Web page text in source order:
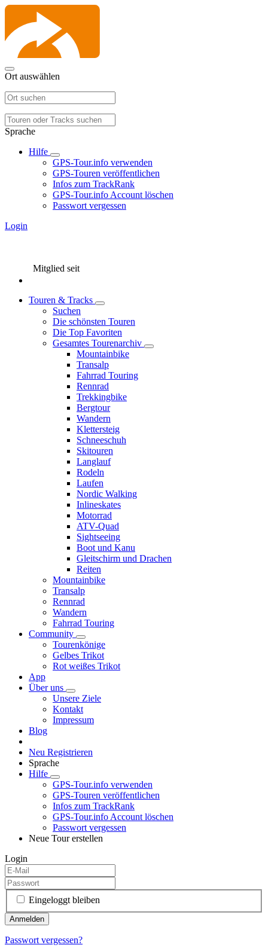
Ort auswählen
Sprache
Hilfe
GPS-Tour.info verwenden
GPS-Touren veröffentlichen
Infos zum TrackRank
GPS-Tour.info Account löschen
Passwort vergessen
Login
Mitglied seit
Touren & Tracks
Suchen
Die schönsten Touren
Die Top Favoriten
Gesamtes Tourenarchiv
Mountainbike
Transalp
Fahrrad Touring
Rennrad
Trekkingbike
Bergtour
Wandern
Klettersteig
Schneeschuh
Skitouren
Langlauf
Rodeln
Laufen
Nordic Walking
Inlineskates
Motorrad
ATV-Quad
Sightseeing
Boot und Kanu
Gleitschirm und Drachen
Reiten
Mountainbike
Transalp
Rennrad
Wandern
Fahrrad Touring
Community
Tourenkönige
Gelbes Trikot
Rot weißes Trikot
App
Über uns
Unsere Ziele
Kontakt
Impressum
Blog
Neu Registrieren
Sprache
Hilfe
GPS-Tour.info verwenden
GPS-Touren veröffentlichen
Infos zum TrackRank
GPS-Tour.info Account löschen
Passwort vergessen
Neue Tour erstellen
Login
Eingeloggt bleiben
Passwort vergessen?